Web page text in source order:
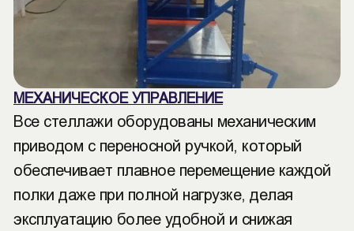
МЕХАНИЧЕСКОЕ УПРАВЛЕНИЕ
Все стеллажи оборудованы механическим
приводом с переносной ручкой, который
обеспечивает плавное перемещение каждой
полки даже при полной нагрузке, делая
эксплуатацию более удобной и снижая